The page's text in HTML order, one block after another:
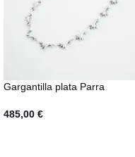
Gargantilla plata Parra
485,00 €